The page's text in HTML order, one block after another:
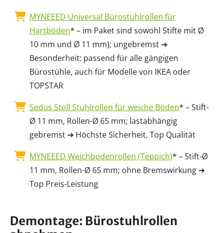
MYNEEED Universal Bürostuhlrollen für
Hartböden* – im Paket sind sowohl Stifte mit Ø
10 mm und Ø 11 mm); ungebremst ➔
Besonderheit: passend für alle gängigen
Bürostühle, auch für Modelle von IKEA oder
TOPSTAR
Sedus Stoll Stuhlrollen für weiche Böden* – Stift-
Ø 11 mm, Rollen-Ø 65 mm; lastabhängig
gebremst ➔ Höchste Sicherheit, Top Qualität
MYNEEED Weichbodenrollen (Teppich)* – Stift-Ø
11 mm, Rollen-Ø 65 mm; ohne Bremswirkung ➔
Top Preis-Leistung
Demontage: Bürostuhlrollen